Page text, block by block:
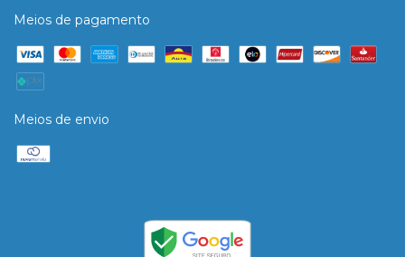
Meios de pagamento
Meios de envio